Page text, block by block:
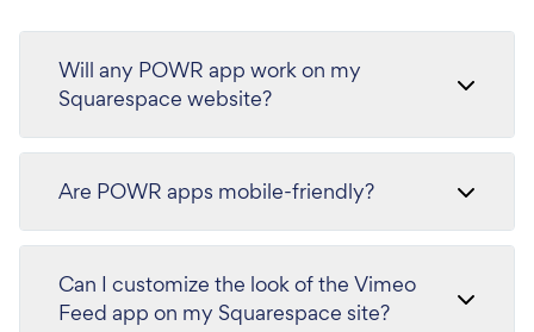
Will any POWR app work on my
Squarespace website?
Are POWR apps mobile-friendly?
Can I customize the look of the Vimeo
Feed app on my Squarespace site?